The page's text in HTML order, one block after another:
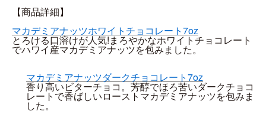
【商品詳細】
マカデミアナッツホワイトチョコレート7oz
とろける口溶けが人気!まろやかなホワイトチョコレート
でハワイ産マカデミアナッツを包みました。
マカデミアナッツダークチョコレート7oz
香り高いビターチョコ。芳醇でほろ苦いダークチョコ
レートで香ばしいローストマカデミアナッツを包みま
した。